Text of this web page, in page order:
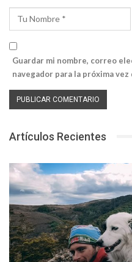
Guardar mi nombre, correo
navegador para la próxima
Artículos Recientes